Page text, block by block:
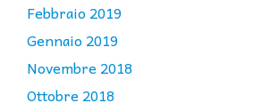
Febbraio 2019
Gennaio 2019
Novembre 2018
Ottobre 2018